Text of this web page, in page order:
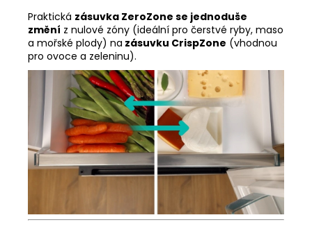
Praktická zásuvka ZeroZone se jednoduše
změní z nulové zóny (ideální pro čerstvé ryby, maso
a mořské plody) na zásuvku CrispZone (vhodnou
pro ovoce a zeleninu).